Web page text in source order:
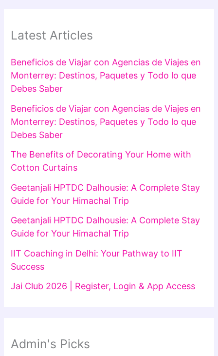
Latest Articles
Beneficios de Viajar con Agencias de Viajes en
Monterrey: Destinos, Paquetes y Todo lo que
Debes Saber
Beneficios de Viajar con Agencias de Viajes en
Monterrey: Destinos, Paquetes y Todo lo que
Debes Saber
The Benefits of Decorating Your Home with
Cotton Curtains
Geetanjali HPTDC Dalhousie: A Complete Stay
Guide for Your Himachal Trip
Geetanjali HPTDC Dalhousie: A Complete Stay
Guide for Your Himachal Trip
IIT Coaching in Delhi: Your Pathway to IIT
Success
Jai Club 2026 | Register, Login & App Access
Admin's Picks